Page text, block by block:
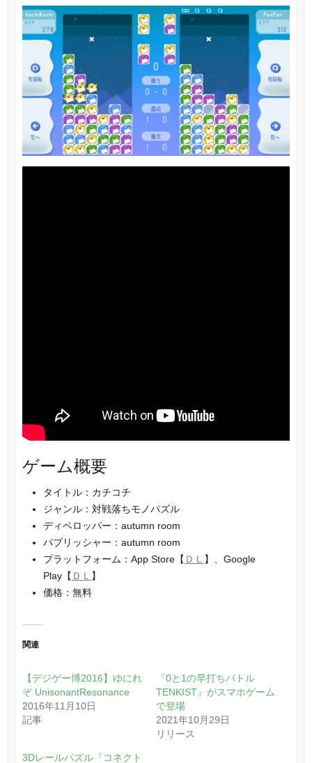
ゲーム概要
タイトル：カチコチ
ジャンル：対戦落ちモノパズル
ディベロッパー：autumn room
パブリッシャー：autumn room
プラットフォーム：App Store【 ＤＬ
】、Google
Play【 ＤＬ
】
価格：無料
関連
【デジゲー博2016】ゆにれ
ぞ UnisonantResonance
2016年11月10日
記事
『0と1の早打ちバトル
TENKIST』がスマホゲーム
で登場
2021年10月29日
リリース
3Dレールパズル『コネクト